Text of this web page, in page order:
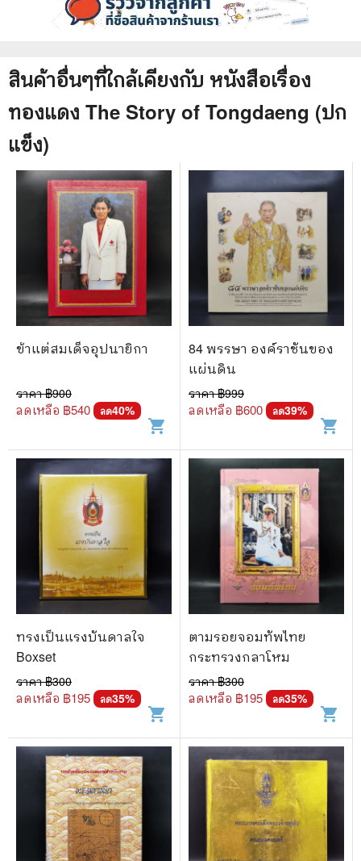
สินค้าอื่นๆที่ใกล้เคียงกับ หนังสือเรื่อง
ทองแดง The Story of Tongdaeng (ปก
แข็ง)
ข้าแต่สมเด็จอุปนายิกา
ราคา ฿900
ลดเหลือ ฿540 ลด40%
shopping_cart
84 พรรษา องค์ราชันของ
แผ่นดิน
ราคา ฿999
ลดเหลือ ฿600 ลด39%
shopping_cart
ทรงเป็นแรงบันดาลใจ
Boxset
ราคา ฿300
ลดเหลือ ฿195 ลด35%
shopping_cart
ตามรอยจอมทัพไทย
กระทรวงกลาโหม
ราคา ฿300
ลดเหลือ ฿195 ลด35%
shopping_cart